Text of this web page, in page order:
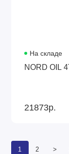
На складе
21873р.
1 2 >